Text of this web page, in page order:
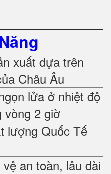
xuất dựa trên
Châu Âu
lửa ở nhiệt độ
vòng 2 giờ
lượng Quốc Tế
an toàn, lâu dài